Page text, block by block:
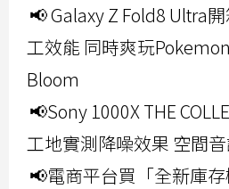
📢 Galaxy Z Fold8 Ultra
工效能 同時爽玩
Bloom
📢Sony 1000X THE
工地實測降噪效果 空間
📢電商平台買「全新庫